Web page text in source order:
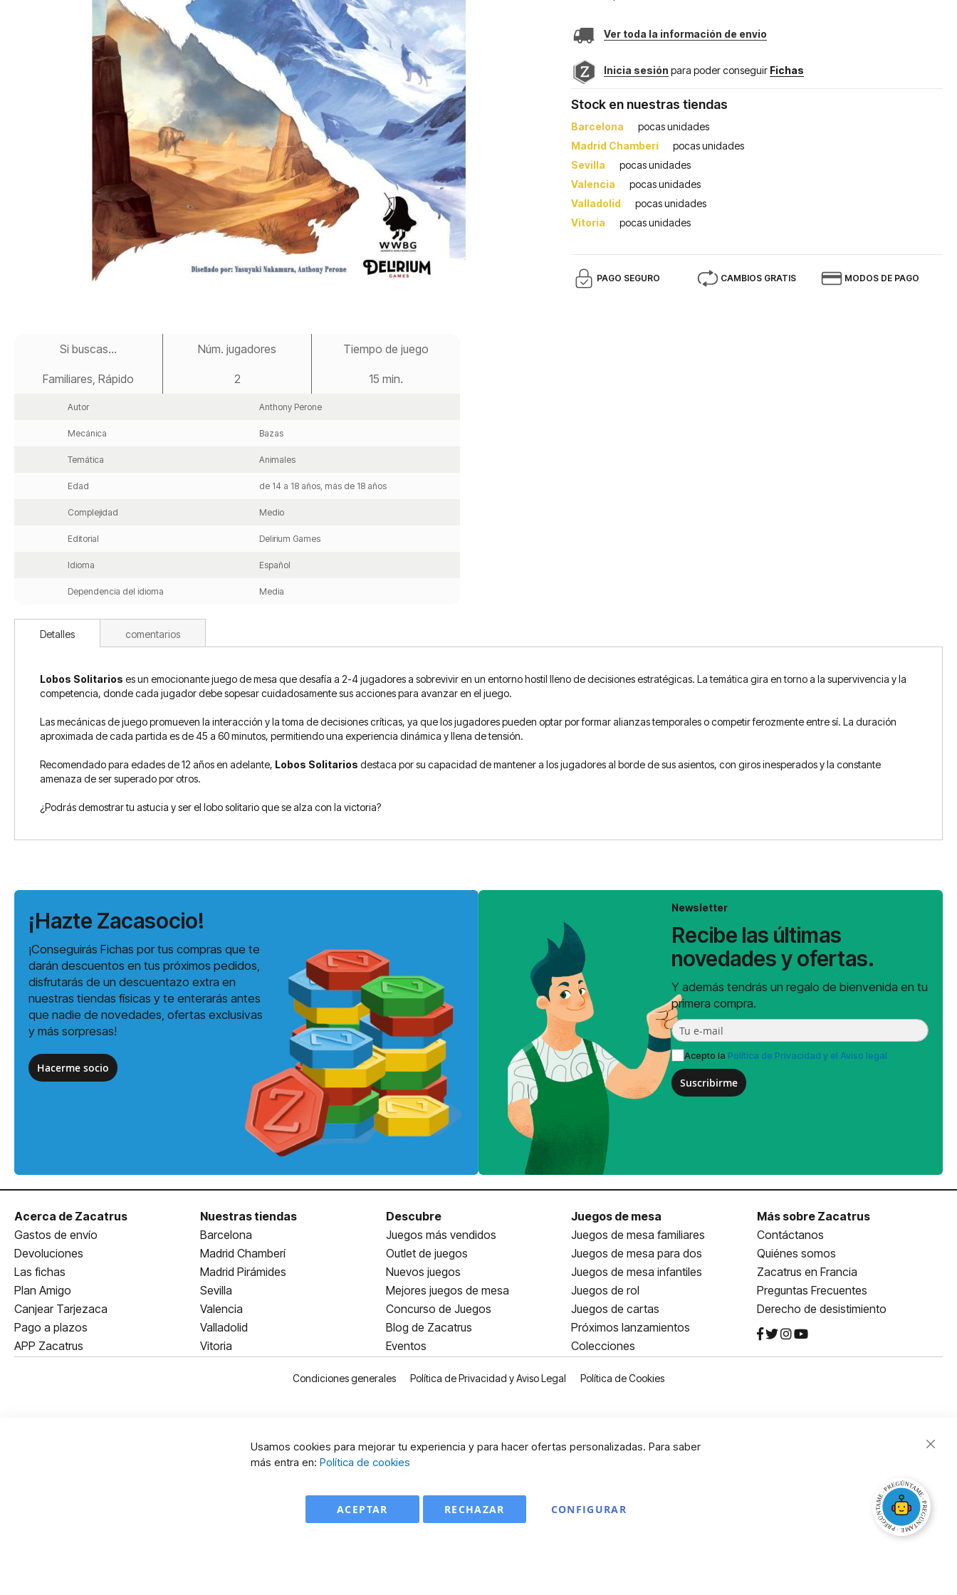
Ver toda la información de envio
Inicia sesión para poder conseguir Fichas
Stock en nuestras tiendas
Barcelona
pocas unidades
Madrid Chamberí
pocas unidades
Sevilla
pocas unidades
Valencia
pocas unidades
Valladolid
pocas unidades
Vitoria
pocas unidades
PAGO SEGURO CAMBIOS GRATIS MODOS DE PAGO
Si buscas...
Familiares, Rápido
Núm. jugadores
2
Tiempo de juego
15 min.
Autor Anthony Perone
Mecánica Bazas
Temática Animales
Edad de 14 a 18 años, más de 18 años
Complejidad Medio
Editorial Delirium Games
Idioma Español
Dependencia del idioma Media
Detalles
Lobos Solitarios es un emocionante juego de mesa que desafía a 2-4 jugadores a sobrevivir en un entorno hostil lleno de decisiones estratégicas. La temática gira en torno a la supervivencia y la
competencia, donde cada jugador debe sopesar cuidadosamente sus acciones para avanzar en el juego.
Las mecánicas de juego promueven la interacción y la toma de decisiones críticas, ya que los jugadores pueden optar por formar alianzas temporales o competir ferozmente entre sí. La duración
aproximada de cada partida es de 45 a 60 minutos, permitiendo una experiencia dinámica y llena de tensión.
Recomendado para edades de 12 años en adelante, Lobos Solitarios destaca por su capacidad de mantener a los jugadores al borde de sus asientos, con giros inesperados y la constante
amenaza de ser superado por otros.
¿Podrás demostrar tu astucia y ser el lobo solitario que se alza con la victoria?
comentarios
¡Hazte Zacasocio!
¡Conseguirás Fichas por tus compras que te
darán descuentos en tus próximos pedidos,
disfrutarás de un descuentazo extra en
nuestras tiendas físicas y te enterarás antes
que nadie de novedades, ofertas exclusivas
y más sorpresas!
Hacerme socio
Newsletter
Recibe las últimas
novedades y ofertas.
Y además tendrás un regalo de bienvenida en tu
primera compra.
Acepto la Política de Privacidad y el Aviso legal
Suscribirme
Acerca de Zacatrus
Gastos de envío
Devoluciones
Las fichas
Plan Amigo
Canjear Tarjezaca
Pago a plazos
APP Zacatrus
Nuestras tiendas
Barcelona
Madrid Chamberí
Madrid Pirámides
Sevilla
Valencia
Valladolid
Vitoria
Descubre
Juegos más vendidos
Outlet de juegos
Nuevos juegos
Mejores juegos de mesa
Concurso de Juegos
Blog de Zacatrus
Eventos
Juegos de mesa
Juegos de mesa familiares
Juegos de mesa para dos
Juegos de mesa infantiles
Juegos de rol
Juegos de cartas
Próximos lanzamientos
Colecciones
Más sobre Zacatrus
Contáctanos
Quiénes somos
Zacatrus en Francia
Preguntas Frecuentes
Derecho de desistimiento
Condiciones generales Política de Privacidad y Aviso Legal Política de Cookies
Usamos cookies para mejorar tu experiencia y para hacer ofertas personalizadas. Para saber
más entra en: Política de cookies
ACEPTAR CONFIGURAR
RECHAZAR